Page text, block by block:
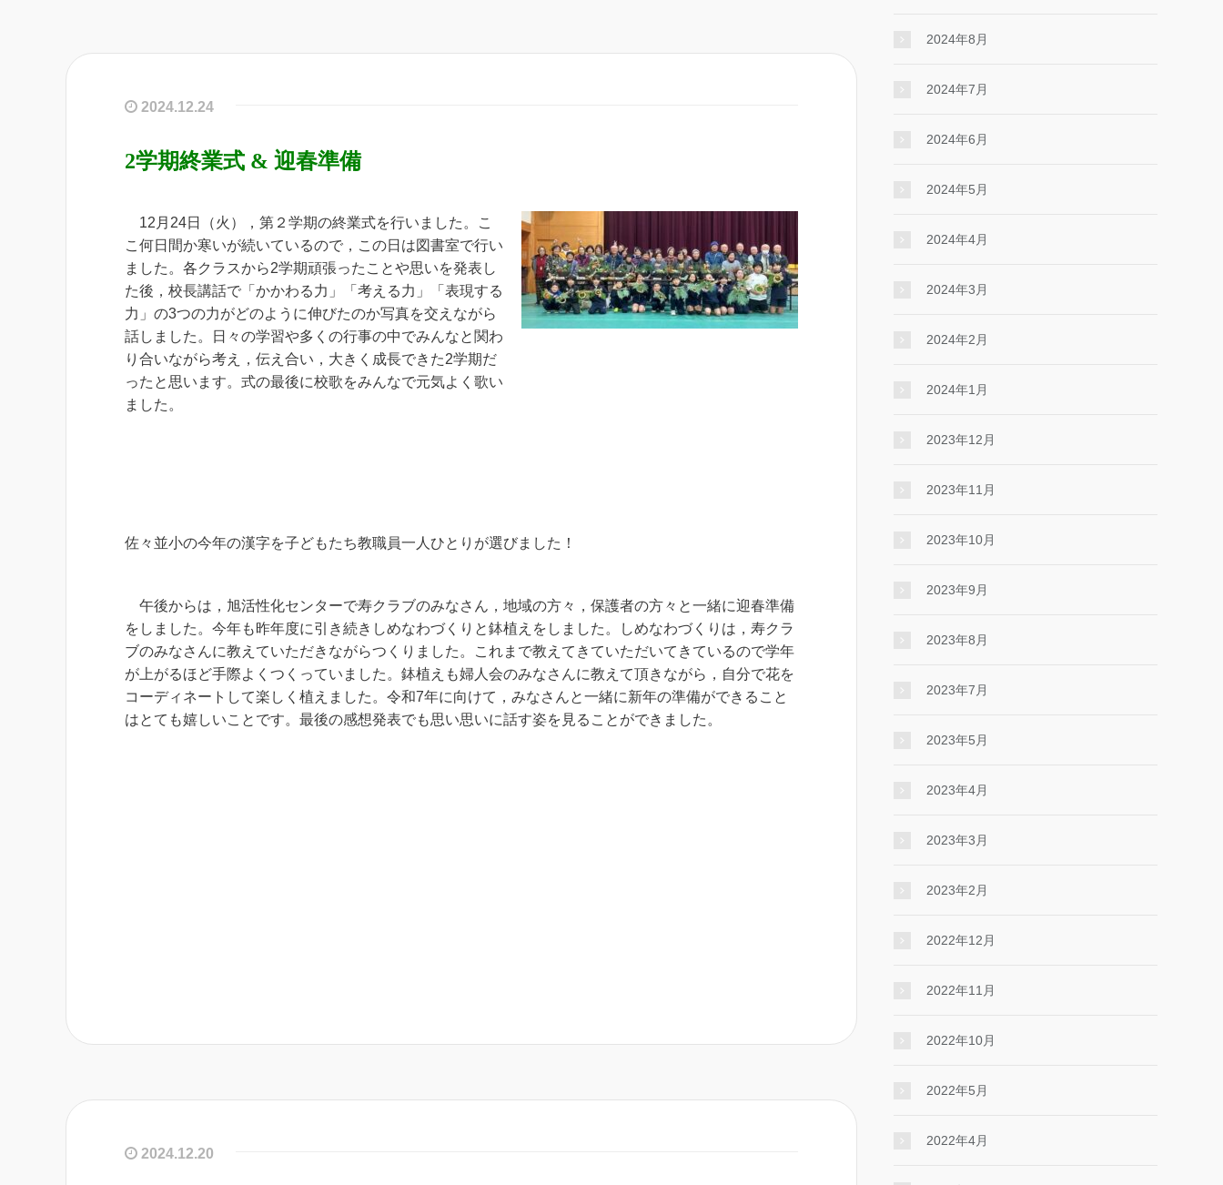
2024.12.24
2学期終業式 & 迎春準備
12月24日（火），第２学期の終業式を行いました。こ
こ何日間か寒いが続いているので，この日は図書室で行い
ました。各クラスから2学期頑張ったことや思いを発表し
た後，校長講話で「かかわる力」「考える力」「表現する
力」の3つの力がどのように伸びたのか写真を交えながら
話しました。日々の学習や多くの行事の中でみんなと関わ
り合いながら考え，伝え合い，大きく成長できた2学期だ
ったと思います。式の最後に校歌をみんなで元気よく歌い
ました。
佐々並小の今年の漢字を子どもたち教職員一人ひとりが選びました！
午後からは，旭活性化センターで寿クラブのみなさん，地域の方々，保護者の方々と一緒に迎春準備
をしました。今年も昨年度に引き続きしめなわづくりと鉢植えをしました。しめなわづくりは，寿クラ
ブのみなさんに教えていただきながらつくりました。これまで教えてきていただいてきているので学年
が上がるほど手際よくつくっていました。鉢植えも婦人会のみなさんに教えて頂きながら，自分で花を
コーディネートして楽しく植えました。令和7年に向けて，みなさんと一緒に新年の準備ができること
はとても嬉しいことです。最後の感想発表でも思い思いに話す姿を見ることができました。
2024.12.20
2024年8月
2024年7月
2024年6月
2024年5月
2024年4月
2024年3月
2024年2月
2024年1月
2023年12月
2023年11月
2023年10月
2023年9月
2023年8月
2023年7月
2023年5月
2023年4月
2023年3月
2023年2月
2022年12月
2022年11月
2022年10月
2022年5月
2022年4月